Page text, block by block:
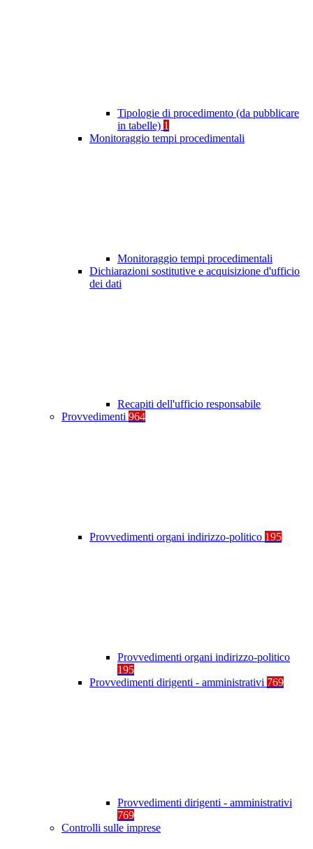
Tipologie di procedimento (da pubblicare
in tabelle) 1
Monitoraggio tempi procedimentali
Monitoraggio tempi procedimentali
Dichiarazioni sostitutive e acquisizione d'ufficio
dei dati
Recapiti dell'ufficio responsabile
Provvedimenti 964
Provvedimenti organi indirizzo-politico 195
Provvedimenti organi indirizzo-politico
195
Provvedimenti dirigenti - amministrativi 769
Provvedimenti dirigenti - amministrativi
769
Controlli sulle imprese